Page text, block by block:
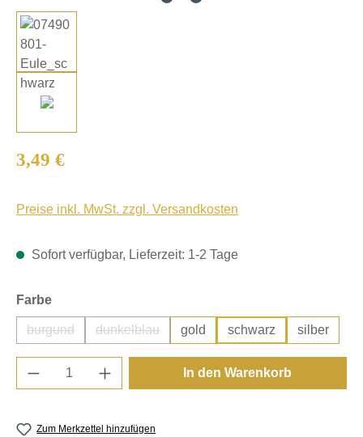
Regulärer Preis:
3,49 €
Preise inkl. MwSt. zzgl. Versandkosten
Sofort verfügbar, Lieferzeit: 1-2 Tage
Farbeauswählen
burgund
(Diese Option ist zurzeit nicht verfügbar.)
dunkelblau
(Diese Option ist zurzeit nicht verfügbar.)
gold schwarz silber
Produkt Anzahl: Gib den gewünschten
In den Warenkorb
Zum Merkzettel hinzufügen